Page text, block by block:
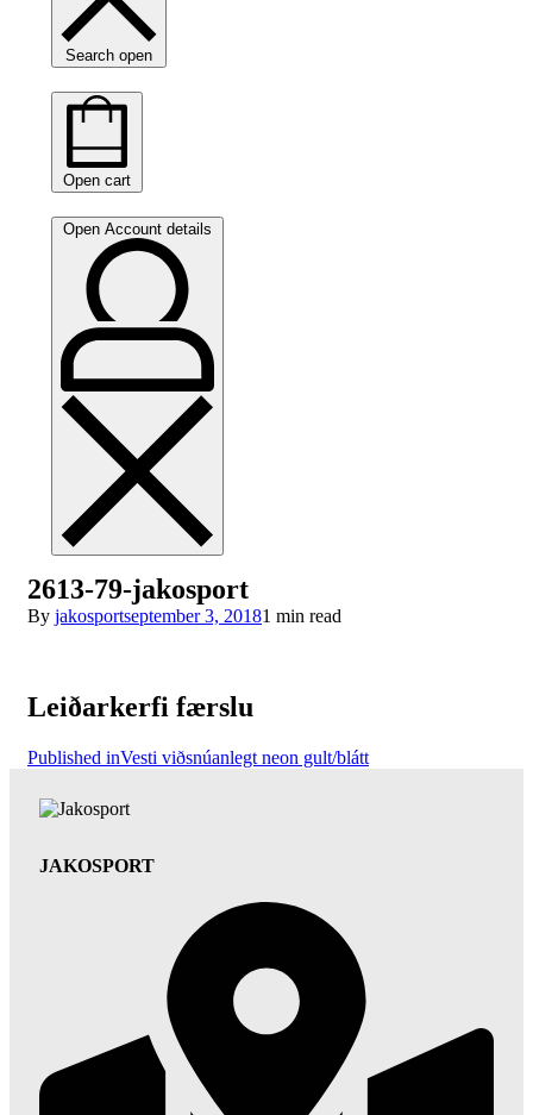
Search open
Open cart
Open Account details
2613-79-jakosport
By jakosportseptember 3, 20181 min read
Leiðarkerfi færslu
Published inVesti viðsnúanlegt neon gult/blátt
JAKOSPORT